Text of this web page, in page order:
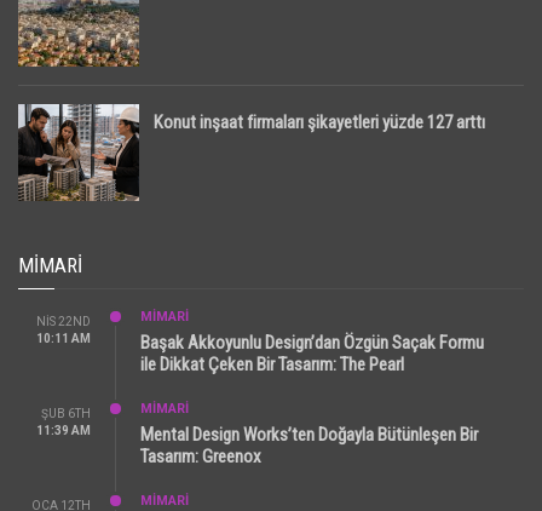
Konut inşaat firmaları şikayetleri yüzde 127 arttı
MIMARI
NIS 22ND
10:11 AM
MİMARİ
Başak Akkoyunlu Design’dan Özgün Saçak Formu
ile Dikkat Çeken Bir Tasarım: The Pearl
ŞUB 6TH
11:39 AM
MİMARİ
Mental Design Works’ten Doğayla Bütünleşen Bir
Tasarım: Greenox
OCA 12TH
MİMARİ